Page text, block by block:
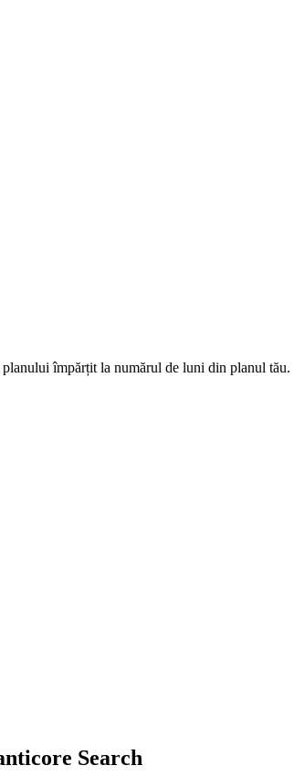
împărțit la numărul de luni din planul tău.
Search